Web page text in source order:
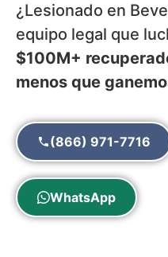
¿Lesionado en
equipo legal que
$100M+
menos que
(866) 971-7716
WhatsApp